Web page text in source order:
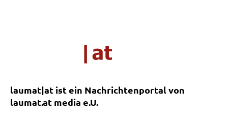
laumat|at ist ein Nachrichtenportal von
laumat.at media e.U.